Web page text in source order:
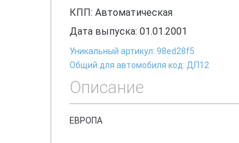
КПП: Автоматическая
Дата выпуска: 01.01.2001
Уникальный артикул: 98ed28f5
Общий для автомобиля код: ДП12
Описание
ЕВРОПА